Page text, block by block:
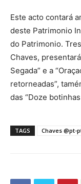
Este acto contará
deste Patrimonio
do Patrimonio.
Chaves,
Segada” e a
retorneadas”,
das “Doze
TAGS Chaves @pt-